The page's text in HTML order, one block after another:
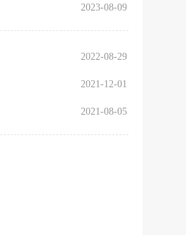
2023-08-09
2022-08-29
2021-12-01
2021-08-05